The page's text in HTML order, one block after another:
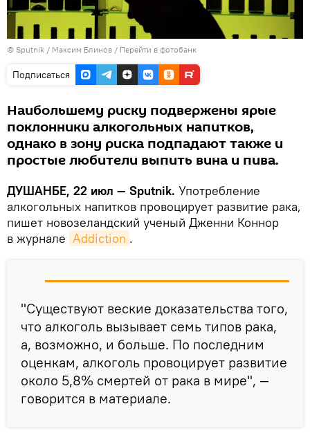
© Sputnik / Максим Блинов / Перейти в фотобанк
Подписаться
Наибольшему риску подвержены ярые
поклонники алкогольных напитков,
однако в зону риска подпадают также и
простые любители выпить вина и пива.
ДУШАНБЕ, 22 июл — Sputnik. Употребление
алкогольных напитков провоцирует развитие рака,
пишет новозеландский ученый Дженни Коннор
в журнале Addiction .
"Существуют веские доказательства того,
что алкоголь вызывает семь типов рака,
а, возможно, и больше. По последним
оценкам, алкоголь провоцирует развитие
около 5,8% смертей от рака в мире", —
говорится в материале.